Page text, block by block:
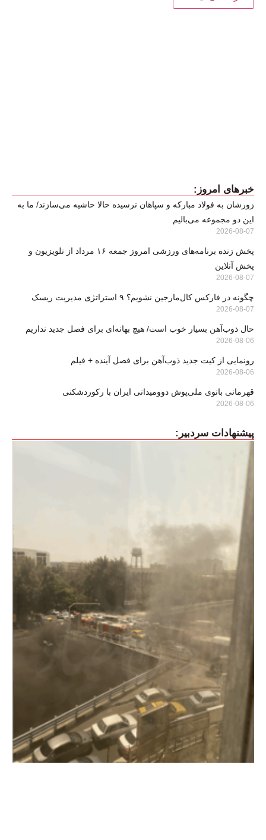
خبرهای امروز:
زورشان به فولاد مبارکه و سپاهان نرسیده حالا حاشیه می‌سازند/ ما به
این دو مجموعه می‌بالیم
2026-08-07
پخش زنده برنامه‌های ورزشی امروز جمعه ۱۶ مرداد از تلویزیون و
پخش آنلاین
2026-08-07
چگونه در فارکس کال‌مارجین نشویم؟ ۹ استراتژی مدیریت ریسک
2026-08-07
حال ذوب‌آهن بسیار خوب است/ هیچ بهانه‌ای برای فصل جدید نداریم
2026-08-06
رونمایی از کیت جدید ذوب‌آهن برای فصل آینده + فیلم
2026-08-06
قهرمانی بانوی ملی‌پوش دوومیدانی ایران با رکوردشکنی
2026-08-06
پیشنهادات سردبیر: